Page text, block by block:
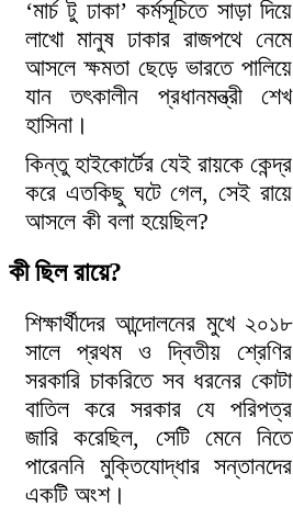
‘মার্চ টু ঢাকা’ কর্মসূচিতে সাড়া দিয়ে
লাখো মানুষ ঢাকার রাজপথে নেমে
আসলে ক্ষমতা ছেড়ে ভারতে পালিয়ে
যান তৎকালীন প্রধানমন্ত্রী শেখ
হাসিনা।
কিন্তু হাইকোর্টের যেই রায়কে কেন্দ্র
করে এতকিছু ঘটে গেল, সেই রায়ে
আসলে কী বলা হয়েছিল?
কী ছিল রায়ে?
শিক্ষার্থীদের আন্দোলনের মুখে ২০১৮
সালে প্রথম ও দ্বিতীয় শ্রেণির
সরকারি চাকরিতে সব ধরনের কোটা
বাতিল করে সরকার যে পরিপত্র
জারি করেছিল, সেটি মেনে নিতে
পারেননি মুক্তিযোদ্ধার সন্তানদের
একটি অংশ।